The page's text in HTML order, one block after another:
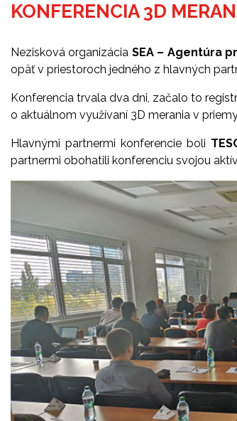
KONFERENCIA 3D
Nezisková organizácia SEA – Agentúra
opäť v priestoroch jedného z hlavných
Konferencia trvala dva dni, začalo to
o aktuálnom využívaní 3D merania v
Hlavnými partnermi konferencie boli
partnermi obohatili konferenciu svojou